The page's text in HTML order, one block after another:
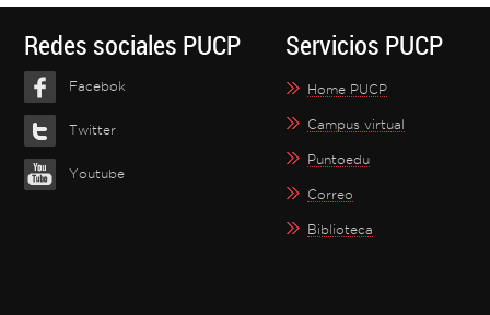
Redes sociales PUCP
Facebok
Twitter
Youtube
Servicios PUCP
Home PUCP
Campus virtual
Puntoedu
Correo
Biblioteca